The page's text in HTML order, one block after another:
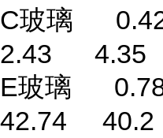
C玻璃
2.43
E玻璃
42.74